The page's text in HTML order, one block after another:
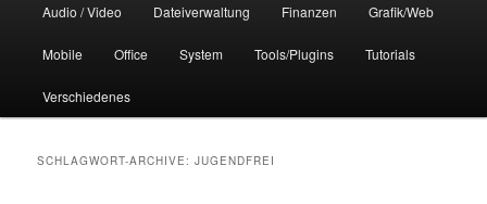
Audio / Video Dateiverwaltung Finanzen Grafik/Web
Mobile Office System Tools/Plugins Tutorials
Verschiedenes
SCHLAGWORT-ARCHIVE:JUGENDFREI